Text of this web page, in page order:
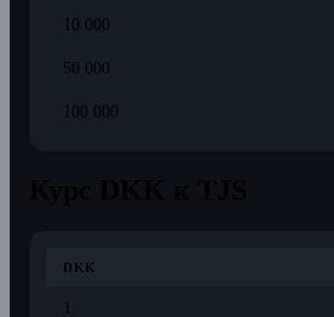
10 000
50 000
100 000
DKK